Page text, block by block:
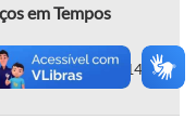
em Tempos
10/04/2024 às 14h06